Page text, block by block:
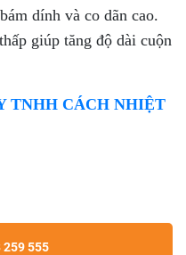
dính và co dãn cao.
giúp tăng độ dài cuộn
TNHH CÁCH NHIỆT
259 555